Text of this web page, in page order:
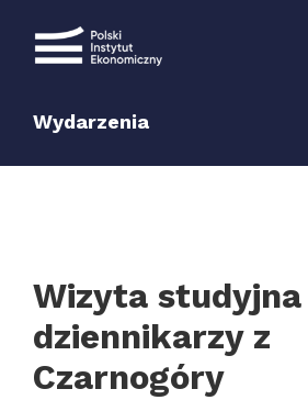
Wydarzenia
Wizyta studyjna
dziennikarzy z
Czarnogóry